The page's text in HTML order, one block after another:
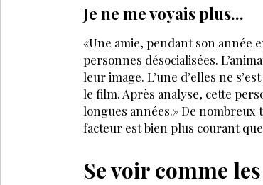
Je ne me voyais plus...
«Une amie, pendant son année
personnes désocialisées.
leur image. L’une d’elles ne
le film. Après analyse, cette
longues années.» De
facteur est bien plus courant que
Se voir comme